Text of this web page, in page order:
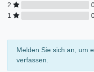
2
1
Melden Sie sich an, um
verfassen.